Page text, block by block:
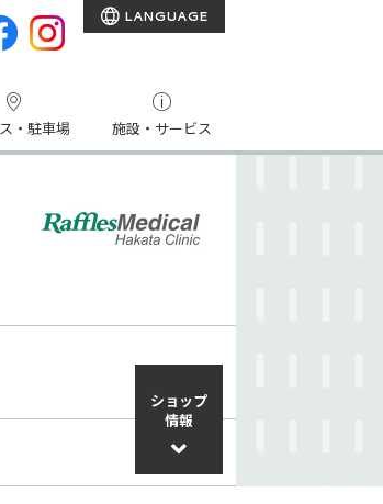
LANGUAGE
・駐車場 施設・サービス
ショップ
情報